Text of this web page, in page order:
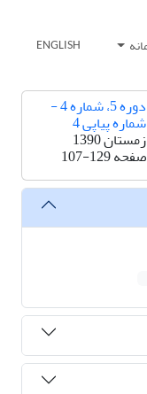
ENGLISH
دوره 5، شماره 4 -
شماره پیاپی 4
زمستان 1390
صفحه107-129